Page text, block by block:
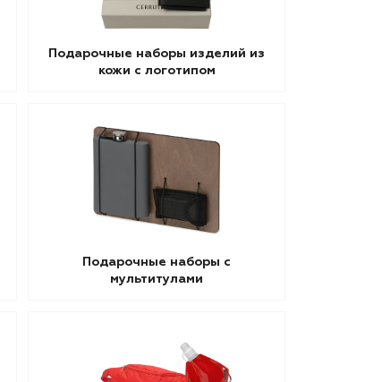
Подарочные наборы изделий из
кожи с логотипом
Подарочные наборы с
мультитулами